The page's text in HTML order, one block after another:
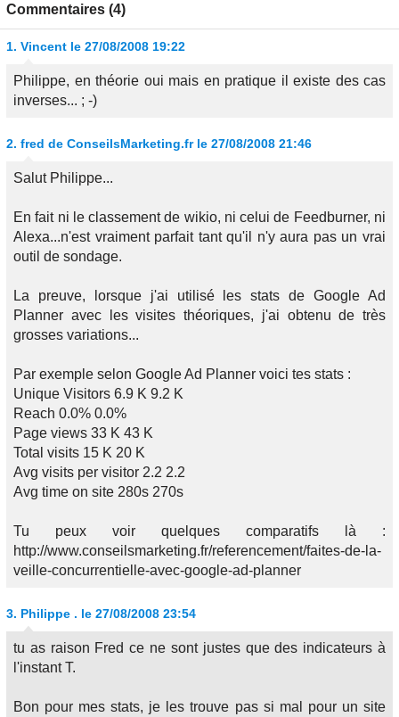
Commentaires (4)
1. Vincent le 27/08/2008 19:22
Philippe, en théorie oui mais en pratique il existe des cas
inverses... ; -)
2. fred de ConseilsMarketing.fr le 27/08/2008 21:46
Salut Philippe...
En fait ni le classement de wikio, ni celui de Feedburner, ni
Alexa...n'est vraiment parfait tant qu'il n'y aura pas un vrai
outil de sondage.
La preuve, lorsque j'ai utilisé les stats de Google Ad
Planner avec les visites théoriques, j'ai obtenu de très
grosses variations...
Par exemple selon Google Ad Planner voici tes stats :
Unique Visitors 6.9 K 9.2 K
Reach 0.0% 0.0%
Page views 33 K 43 K
Total visits 15 K 20 K
Avg visits per visitor 2.2 2.2
Avg time on site 280s 270s
Tu peux voir quelques comparatifs là :
http://www.conseilsmarketing.fr/referencement/faites-de-la-
veille-concurrentielle-avec-google-ad-planner
3. Philippe . le 27/08/2008 23:54
tu as raison Fred ce ne sont justes que des indicateurs à
l'instant T.
Bon pour mes stats, je les trouve pas si mal pour un site